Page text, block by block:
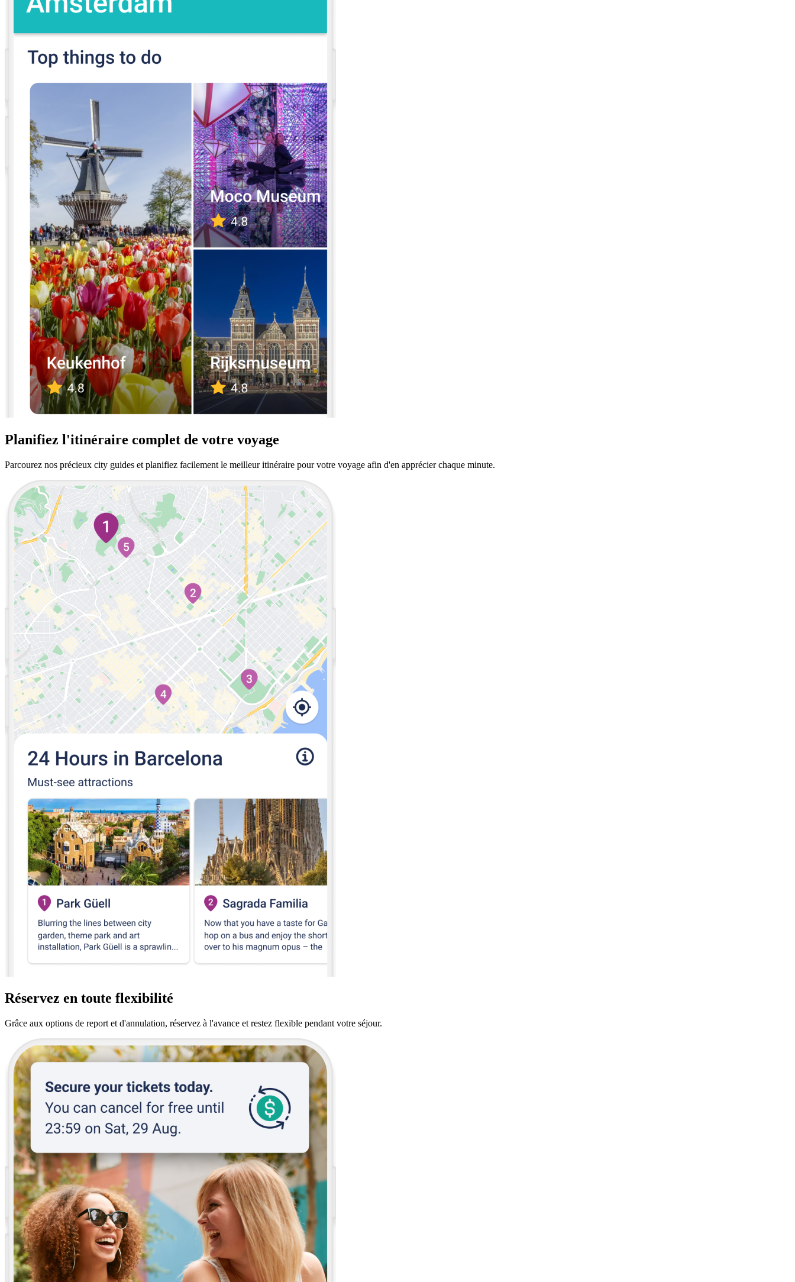
Planifiez l'itinéraire complet de votre voyage
Parcourez nos précieux city guides et planifiez facilement le meilleur itinéraire pour votre voyage afin d'en apprécier chaque minute.
Réservez en toute flexibilité
Grâce aux options de report et d'annulation, réservez à l'avance et restez flexible pendant votre séjour.